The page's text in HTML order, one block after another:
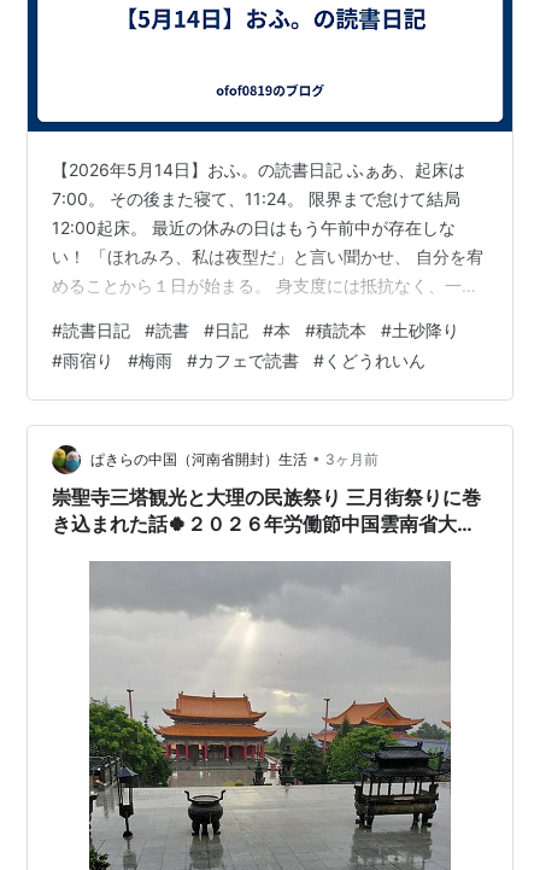
【2026年5月14日】おふ。の読書日記 ふぁあ、起床は
7:00。 その後また寝て、11:24。 限界まで怠けて結局
12:00起床。 最近の休みの日はもう午前中が存在しな
い！ 「ほれみろ、私は夜型だ」と言い聞かせ、 自分を宥
めることから１日が始まる。 身支度には抵抗なく、一番
も美容液まで念入りにするし、 メイクもヘアもしっかり
セットする。 もはや身支度をしないと１日をスタートで
きない。 そういう体質に、いつしかなってしまった。 メ
イクをしないでパジャマでだらけることへ、 憧れつつも
できない自分がいる。 これがたまに嬉しくもあり、悲し
く寂しく…
#読書日記 #読書 #日記 #本 #積読本 #土砂降り
#雨宿り #梅雨 #カフェで読書 #くどうれいん
ぱきらの中国（河南省開封）生活 • 3ヶ月前
崇聖寺三塔観光と大理の民族祭り 三月街祭りに巻
き込まれた話🍀２０２６年労働節中国雲南省大